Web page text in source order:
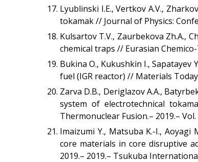
Lyublinski I.E., Vertkov A.V.,
tokamak // Journal of Physics:
Kulsartov T.V., Zaurbekova Zh.A.,
chemical traps // Eurasian
Bukina O., Kukushkin I., Sapatayev
fuel (IGR reactor) // Materials
Zarva D.B., Deriglazov A.А.,
system of electrotechnical
Thermonuclear Fusion.– 2019.–
Imaizumi Y., Matsuba K.-I.,
core materials in core disruptive
2019.– 2019.– Tsukuba